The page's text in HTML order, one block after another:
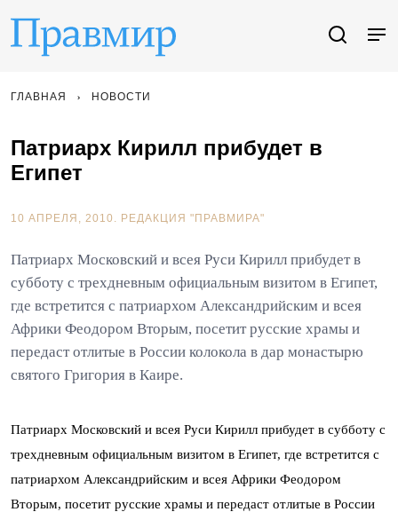
ГЛАВНАЯ НОВОСТИ
Патриарх Кирилл прибудет в
Египет
10 АПРЕЛЯ, 2010. РЕДАКЦИЯ "ПРАВМИРА"
Патриарх Московский и всея Руси Кирилл прибудет в
субботу с трехдневным официальным визитом в Египет,
где встретится с патриархом Александрийским и всея
Африки Феодором Вторым, посетит русские храмы и
передаст отлитые в России колокола в дар монастырю
святого Григория в Каире.
Патриарх Московский и всея Руси Кирилл прибудет в субботу с
трехдневным официальным визитом в Египет, где встретится с
патриархом Александрийским и всея Африки Феодором
Вторым, посетит русские храмы и передаст отлитые в России